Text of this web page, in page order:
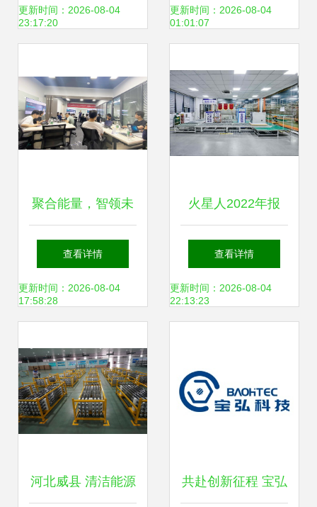
验成功，助力新兴
更新时间：2026-08-04
23:17:20
的环保逆行者
更新时间：2026-08-04
01:01:07
聚合能量，智领未
来 云祺科技《新兴
能源技术研发》客
收官
查看详情
更新时间：2026-08-04
17:58:28
火星人2022年报
技术驱动，研发加
码，构建长期价值
查看详情
更新时间：2026-08-04
22:13:23
河北威县 清洁能源 共赴创新征程 宝弘